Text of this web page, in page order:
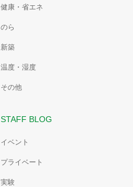
健康・省エネ
のら
新築
温度・湿度
その他
STAFF BLOG
イベント
プライベート
実験